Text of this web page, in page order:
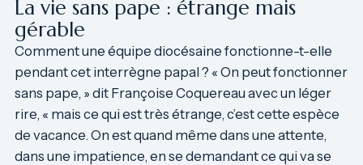
La vie sans pape : étrange mais
gérable
Comment une équipe diocésaine fonctionne-t-elle
pendant cet interrègne papal ? « On peut fonctionner
sans pape, » dit Françoise Coquereau avec un léger
rire, « mais ce qui est très étrange, c’est cette espèce
de vacance. On est quand même dans une attente,
dans une impatience, en se demandant ce qui va se